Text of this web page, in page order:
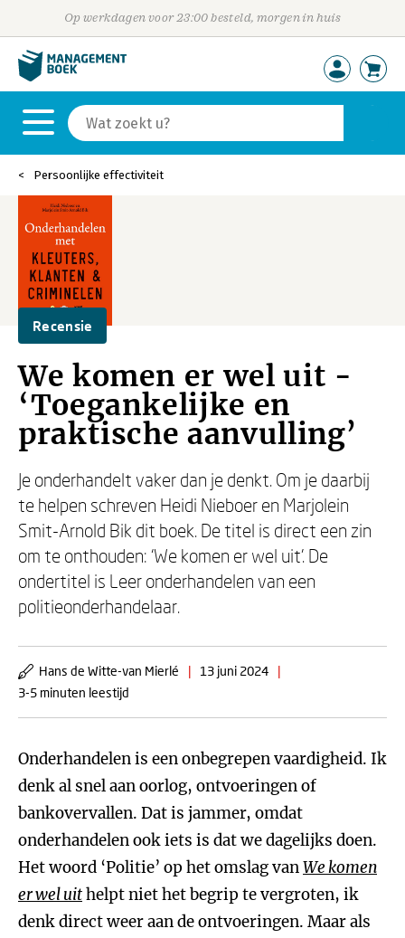
Op werkdagen voor 23:00 besteld, morgen in huis
Persoonlijke effectiviteit
Recensie
We komen er wel uit -
‘Toegankelijke en
praktische aanvulling’
Je onderhandelt vaker dan je denkt. Om je daarbij
te helpen schreven Heidi Nieboer en Marjolein
Smit-Arnold Bik dit boek. De titel is direct een zin
om te onthouden: ‘We komen er wel uit’. De
ondertitel is Leer onderhandelen van een
politieonderhandelaar.
Hans de Witte-van Mierlé | 13 juni 2024
|
3-5 minuten leestijd
Onderhandelen is een onbegrepen vaardigheid. Ik
denk al snel aan oorlog, ontvoeringen of
bankovervallen. Dat is jammer, omdat
onderhandelen ook iets is dat we dagelijks doen.
Het woord ‘Politie’ op het omslag vanWe komen
er wel uithelpt niet het begrip te vergroten, ik
denk direct weer aan de ontvoeringen. Maar als